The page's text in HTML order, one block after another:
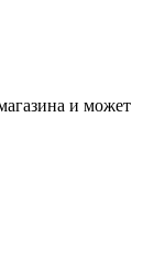
и может